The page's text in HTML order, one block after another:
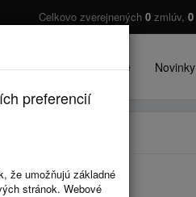
Celkovo zverejnených 0 zmlúv, 0
Cenník O projekte Novinky
preferencií
že umožňujú základné
stránok. Webové